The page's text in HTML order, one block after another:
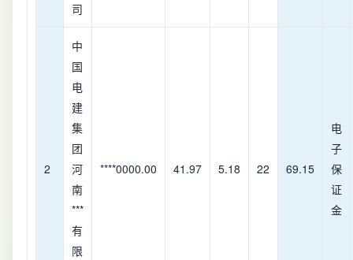
司
2
中
国
电
建
集
团
河
南
***
有
限
****0000.00 41.97 5.18 22 69.15
电
子
保
证
金